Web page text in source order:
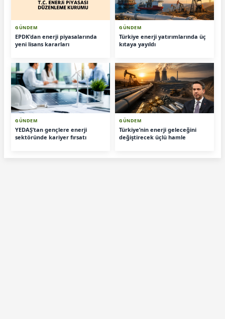
GÜNDEM
EPDK'dan enerji piyasalarında
yeni lisans kararları
GÜNDEM
Türkiye enerji yatırımlarında üç
kıtaya yayıldı
GÜNDEM
YEDAŞ’tan gençlere enerji
sektöründe kariyer fırsatı
GÜNDEM
Türkiye’nin enerji geleceğini
değiştirecek üçlü hamle